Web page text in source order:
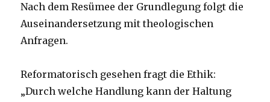
Nach dem Resümee der Grundlegung folgt die
Auseinandersetzung mit theologischen
Anfragen.
Reformatorisch gesehen fragt die Ethik:
„Durch welche Handlung kann der Haltung